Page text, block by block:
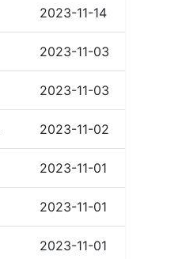
2023-11-14
2023-11-03
2023-11-03
2023-11-02
2023-11-01
2023-11-01
2023-11-01